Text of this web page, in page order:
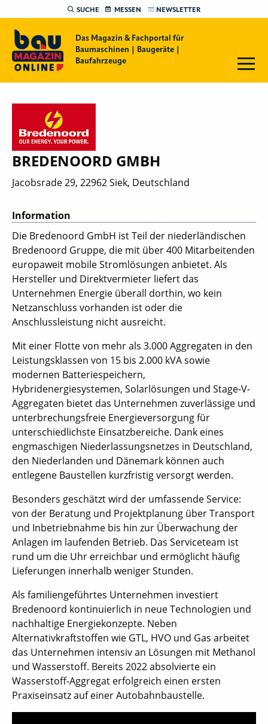
SUCHE MESSEN NEWSLETTER
Das Magazin & Fachportal für
Baumaschinen | Baugeräte |
Baufahrzeuge
BREDENOORD GMBH
Jacobsrade 29, 22962 Siek, Deutschland
Information
Die Bredenoord GmbH ist Teil der niederländischen
Bredenoord Gruppe, die mit über 400 Mitarbeitenden
europaweit mobile Stromlösungen anbietet. Als
Hersteller und Direktvermieter liefert das
Unternehmen Energie überall dorthin, wo kein
Netzanschluss vorhanden ist oder die
Anschlussleistung nicht ausreicht.
Mit einer Flotte von mehr als 3.000 Aggregaten in den
Leistungsklassen von 15 bis 2.000 kVA sowie
modernen Batteriespeichern,
Hybridenergiesystemen, Solarlösungen und Stage-V-
Aggregaten bietet das Unternehmen zuverlässige und
unterbrechungsfreie Energieversorgung für
unterschiedlichste Einsatzbereiche. Dank eines
engmaschigen Niederlassungsnetzes in Deutschland,
den Niederlanden und Dänemark können auch
entlegene Baustellen kurzfristig versorgt werden.
Besonders geschätzt wird der umfassende Service:
von der Beratung und Projektplanung über Transport
und Inbetriebnahme bis hin zur Überwachung der
Anlagen im laufenden Betrieb. Das Serviceteam ist
rund um die Uhr erreichbar und ermöglicht häufig
Lieferungen innerhalb weniger Stunden.
Als familiengeführtes Unternehmen investiert
Bredenoord kontinuierlich in neue Technologien und
nachhaltige Energiekonzepte. Neben
Alternativkraftstoffen wie GTL, HVO und Gas arbeitet
das Unternehmen intensiv an Lösungen mit Methanol
und Wasserstoff. Bereits 2022 absolvierte ein
Wasserstoff-Aggregat erfolgreich einen ersten
Praxiseinsatz auf einer Autobahnbaustelle.